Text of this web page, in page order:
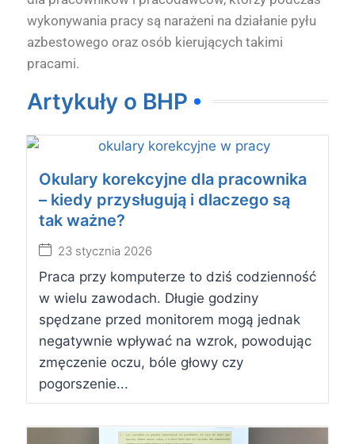
wykonywania pracy są narażeni na działanie pyłu
azbestowego oraz osób kierujących takimi
pracami.
Artykuły o BHP
Okulary korekcyjne dla pracownika
– kiedy przysługują i dlaczego są
tak ważne?
23 stycznia 2026
Praca przy komputerze to dziś codzienność
w wielu zawodach. Długie godziny
spędzane przed monitorem mogą jednak
negatywnie wpływać na wzrok, powodując
zmęczenie oczu, bóle głowy czy
pogorszenie...